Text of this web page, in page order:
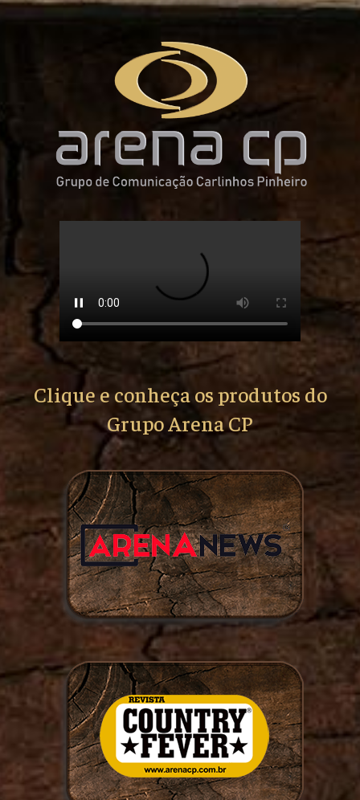
Clique e conheça os produtos do
Grupo Arena CP